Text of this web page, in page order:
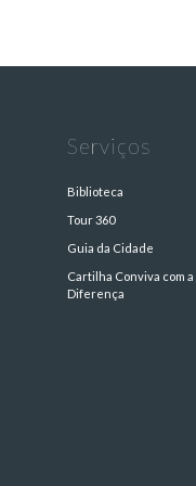
Serviços
Biblioteca
Tour 360
Guia da Cidade
Cartilha Conviva com a
Diferença